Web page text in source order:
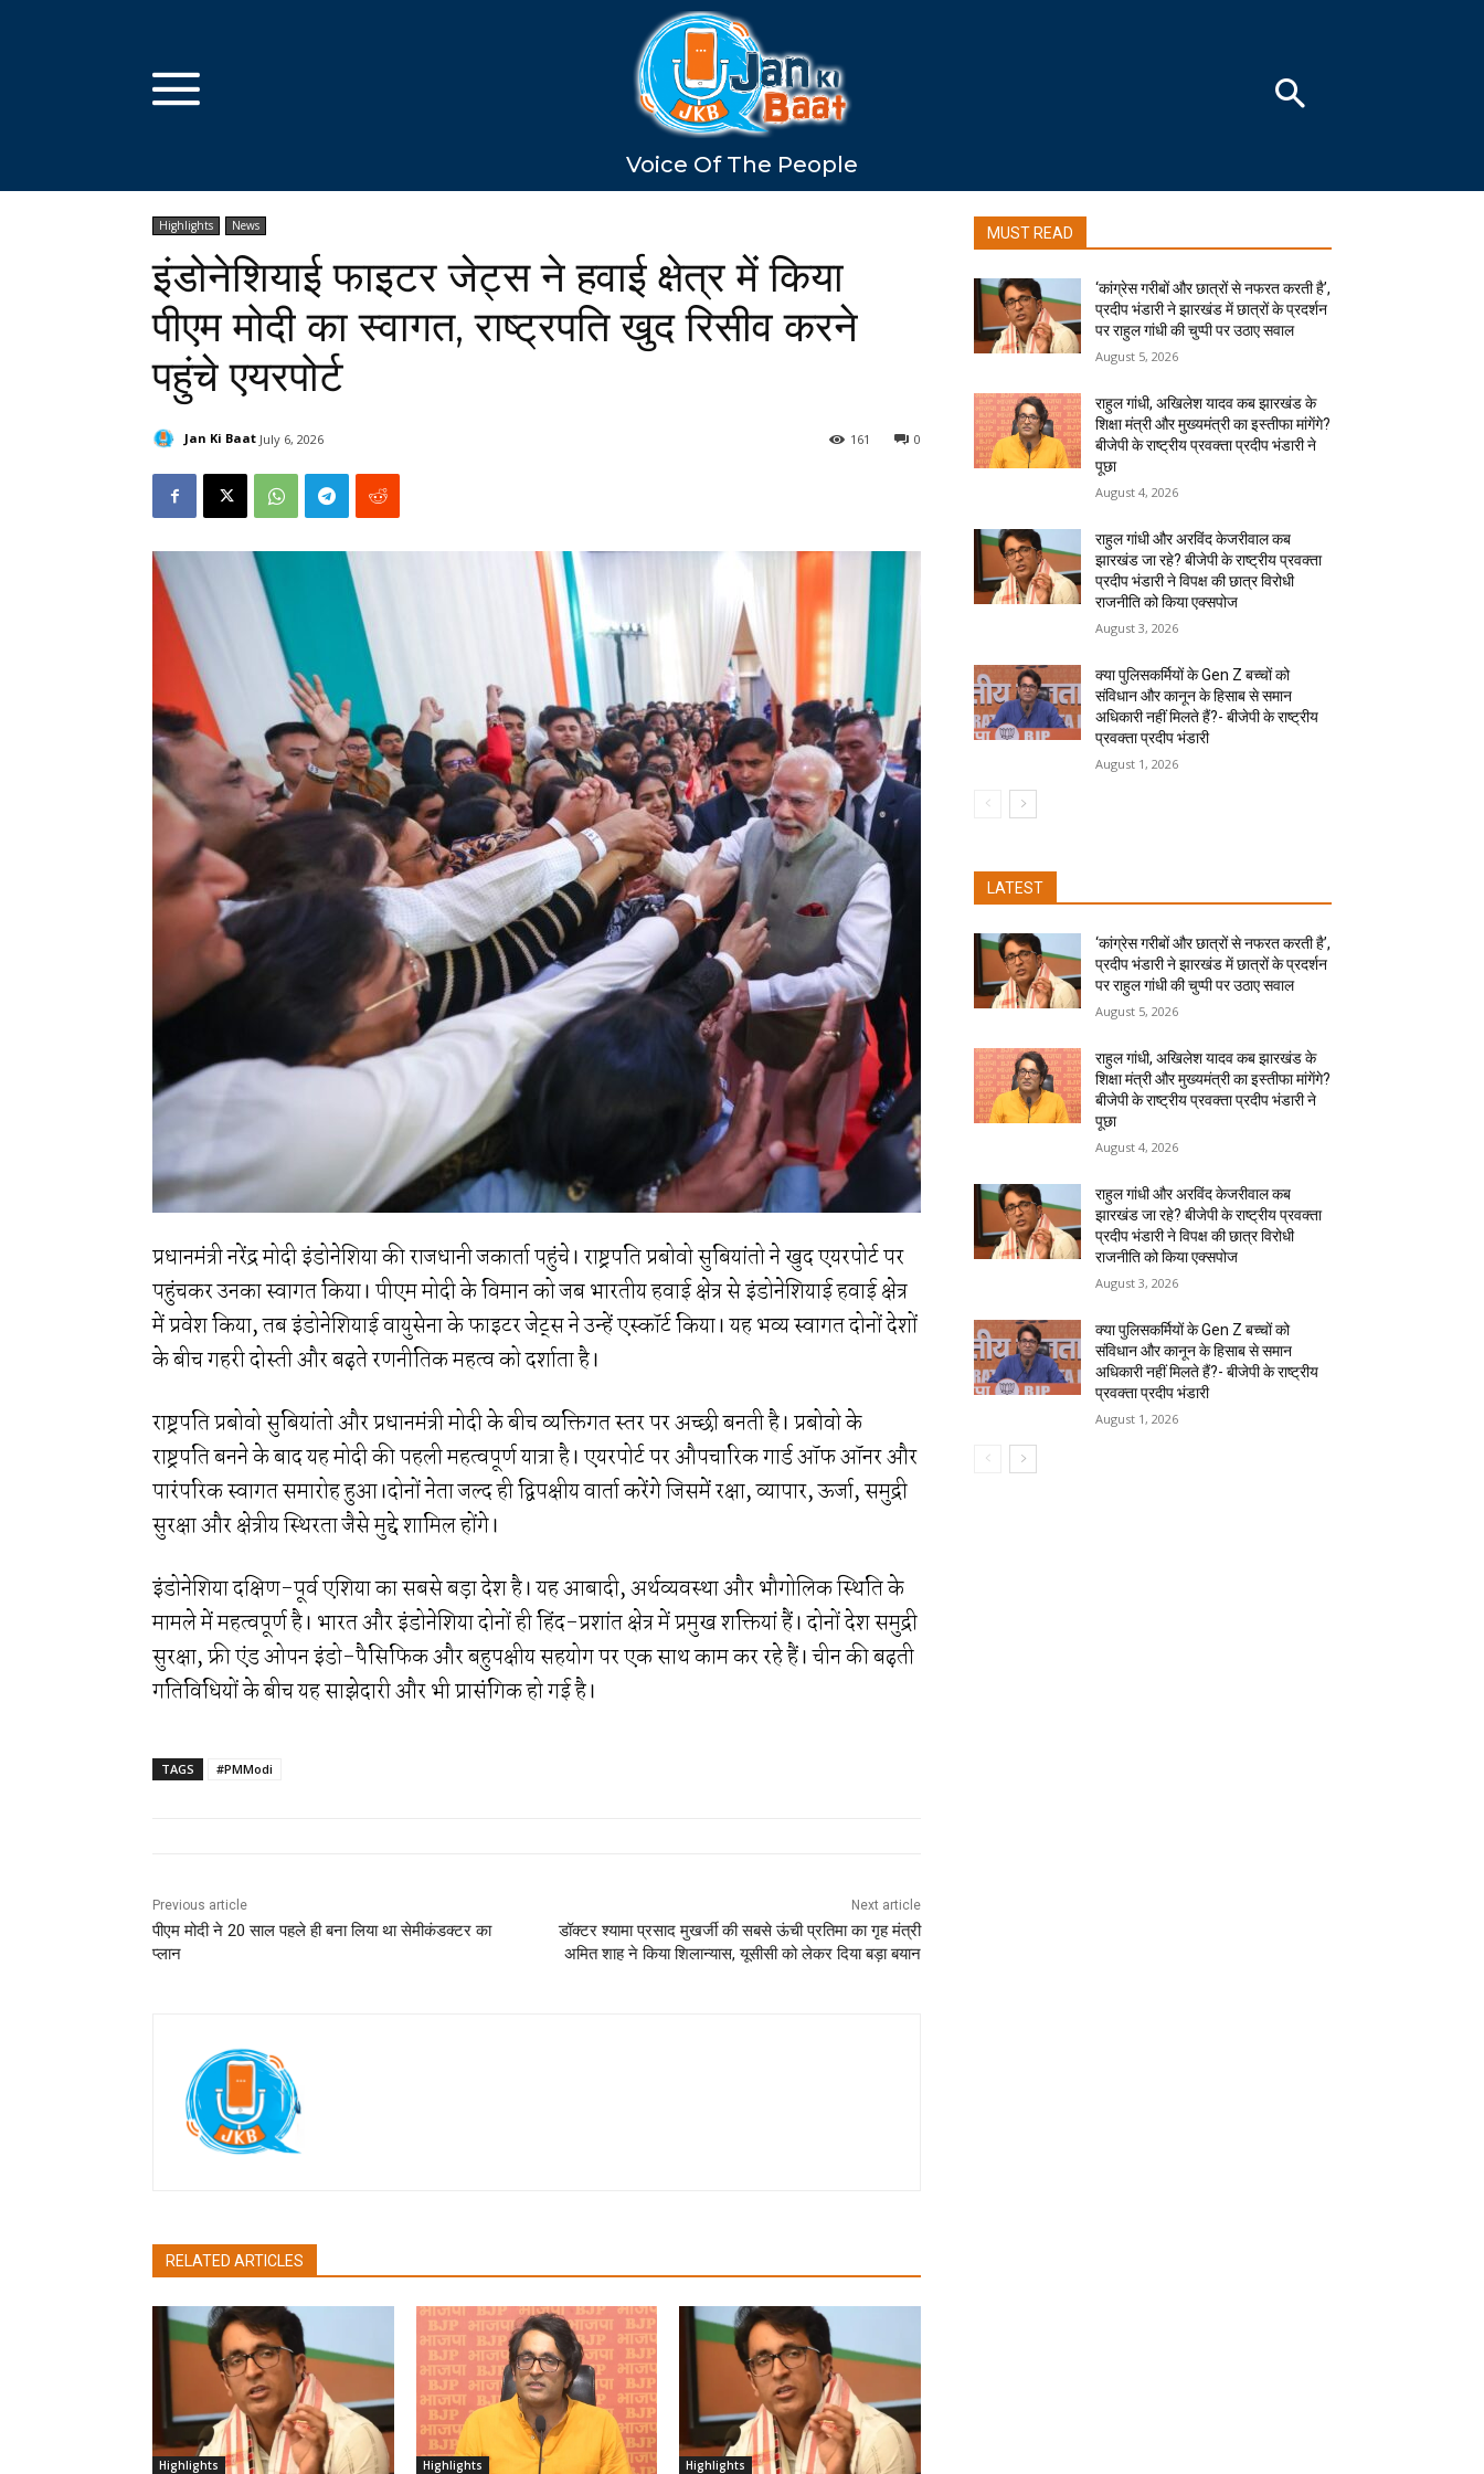
Voice Of The People
Highlights News
इंडोनेशियाई फाइटर जेट्स ने हवाई क्षेत्र में किया
पीएम मोदी का स्वागत, राष्ट्रपति खुद रिसीव करने
पहुंचे एयरपोर्ट
Jan Ki Baat July 6, 2026 0
161
प्रधानमंत्री नरेंद्र मोदी इंडोनेशिया की राजधानी जकार्ता पहुंचे। राष्ट्रपति प्रबोवो सुबियांतो ने खुद एयरपोर्ट पर
पहुंचकर उनका स्वागत किया। पीएम मोदी के विमान को जब भारतीय हवाई क्षेत्र से इंडोनेशियाई हवाई क्षेत्र
में प्रवेश किया, तब इंडोनेशियाई वायुसेना के फाइटर जेट्स ने उन्हें एस्कॉर्ट किया। यह भव्य स्वागत दोनों देशों
के बीच गहरी दोस्ती और बढ़ते रणनीतिक महत्व को दर्शाता है।
राष्ट्रपति प्रबोवो सुबियांतो और प्रधानमंत्री मोदी के बीच व्यक्तिगत स्तर पर अच्छी बनती है। प्रबोवो के
राष्ट्रपति बनने के बाद यह मोदी की पहली महत्वपूर्ण यात्रा है। एयरपोर्ट पर औपचारिक गार्ड ऑफ ऑनर और
पारंपरिक स्वागत समारोह हुआ।दोनों नेता जल्द ही द्विपक्षीय वार्ता करेंगे जिसमें रक्षा, व्यापार, ऊर्जा, समुद्री
सुरक्षा और क्षेत्रीय स्थिरता जैसे मुद्दे शामिल होंगे।
इंडोनेशिया दक्षिण-पूर्व एशिया का सबसे बड़ा देश है। यह आबादी, अर्थव्यवस्था और भौगोलिक स्थिति के
मामले में महत्वपूर्ण है। भारत और इंडोनेशिया दोनों ही हिंद-प्रशांत क्षेत्र में प्रमुख शक्तियां हैं। दोनों देश समुद्री
सुरक्षा, फ्री एंड ओपन इंडो-पैसिफिक और बहुपक्षीय सहयोग पर एक साथ काम कर रहे हैं। चीन की बढ़ती
गतिविधियों के बीच यह साझेदारी और भी प्रासंगिक हो गई है।
TAGS #PMModi
Previous article
पीएम मोदी ने 20 साल पहले ही बना लिया था सेमीकंडक्टर का
प्लान
Next article
डॉक्टर श्यामा प्रसाद मुखर्जी की सबसे ऊंची प्रतिमा का गृह मंत्री
अमित शाह ने किया शिलान्यास, यूसीसी को लेकर दिया बड़ा बयान
RELATED ARTICLES
Highlights Highlights Highlights
MUST READ
‘कांग्रेस गरीबों और छात्रों से नफरत करती है’,
प्रदीप भंडारी ने झारखंड में छात्रों के प्रदर्शन
पर राहुल गांधी की चुप्पी पर उठाए सवाल
August 5, 2026
राहुल गांधी, अखिलेश यादव कब झारखंड के
शिक्षा मंत्री और मुख्यमंत्री का इस्तीफा मांगेंगे?
बीजेपी के राष्ट्रीय प्रवक्ता प्रदीप भंडारी ने
पूछा
August 4, 2026
राहुल गांधी और अरविंद केजरीवाल कब
झारखंड जा रहे? बीजेपी के राष्ट्रीय प्रवक्ता
प्रदीप भंडारी ने विपक्ष की छात्र विरोधी
राजनीति को किया एक्सपोज
August 3, 2026
क्या पुलिसकर्मियों के Gen Z बच्चों को
संविधान और कानून के हिसाब से समान
अधिकारी नहीं मिलते हैं?- बीजेपी के राष्ट्रीय
प्रवक्ता प्रदीप भंडारी
August 1, 2026
LATEST
‘कांग्रेस गरीबों और छात्रों से नफरत करती है’,
प्रदीप भंडारी ने झारखंड में छात्रों के प्रदर्शन
पर राहुल गांधी की चुप्पी पर उठाए सवाल
August 5, 2026
राहुल गांधी, अखिलेश यादव कब झारखंड के
शिक्षा मंत्री और मुख्यमंत्री का इस्तीफा मांगेंगे?
बीजेपी के राष्ट्रीय प्रवक्ता प्रदीप भंडारी ने
पूछा
August 4, 2026
राहुल गांधी और अरविंद केजरीवाल कब
झारखंड जा रहे? बीजेपी के राष्ट्रीय प्रवक्ता
प्रदीप भंडारी ने विपक्ष की छात्र विरोधी
राजनीति को किया एक्सपोज
August 3, 2026
क्या पुलिसकर्मियों के Gen Z बच्चों को
संविधान और कानून के हिसाब से समान
अधिकारी नहीं मिलते हैं?- बीजेपी के राष्ट्रीय
प्रवक्ता प्रदीप भंडारी
August 1, 2026